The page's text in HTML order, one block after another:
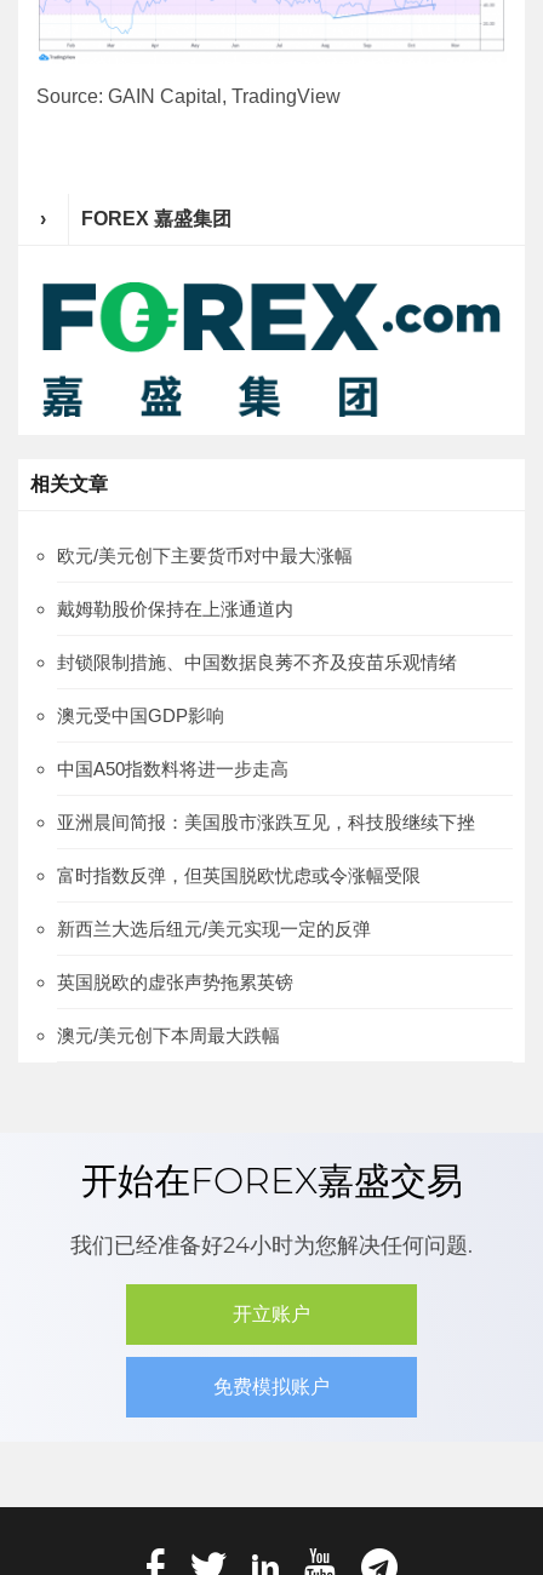
Source: GAIN Capital, TradingView
› FOREX 嘉盛集团
相关文章
欧元/美元创下主要货币对中最大涨幅
戴姆勒股价保持在上涨通道内
封锁限制措施、中国数据良莠不齐及疫苗乐观情绪
澳元受中国GDP影响
中国A50指数料将进一步走高
亚洲晨间简报：美国股市涨跌互见，科技股继续下挫
富时指数反弹，但英国脱欧忧虑或令涨幅受限
新西兰大选后纽元/美元实现一定的反弹
英国脱欧的虚张声势拖累英镑
澳元/美元创下本周最大跌幅
开始在FOREX嘉盛交易
我们已经准备好24小时为您解决任何问题.
开立账户
免费模拟账户